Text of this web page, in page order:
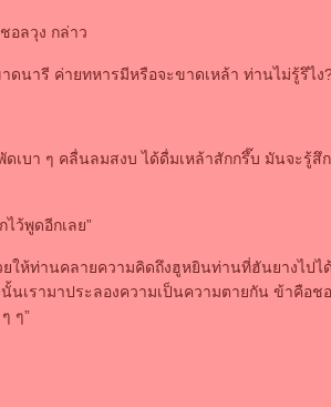
อลวุง กล่าว
นารี ค่ายทหารมีหรือจะขาดเหล้า ท่านไม่รู้รึไง
เบา ๆ คลื่นลมสงบ ได้ดื่มเหล้าสักกรึ๊บ มันจะรู้สึ
ไว้พูดอีกเลย”
ให้ท่านคลายความคิดถึงฮูหยินท่านที่ฮันยางไปไ
นั้นเรามาประลองความเป็นความตายกัน ข้าคือ
ๆ”